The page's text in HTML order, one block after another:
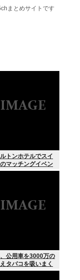
まとめサイトです
トンホテルでスイ
マッチングイベン
円男7000円
公用車を3000万の
タバコを吸いまく